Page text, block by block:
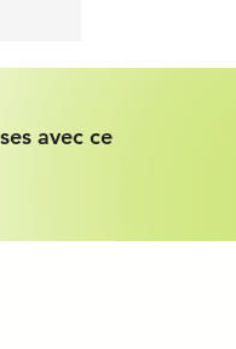
avec ce